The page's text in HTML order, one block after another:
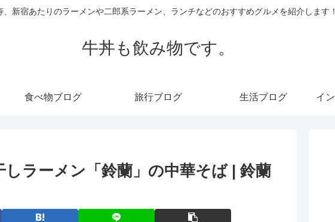
、新宿あたりのラーメンや二郎系ラーメン、ランチなどのおすすめグルメを紹介します！
牛丼も飲み物です。
食べ物ブログ 旅行ブログ 生活ブログ
ラーメン「鈴蘭」の中華そば | 鈴蘭